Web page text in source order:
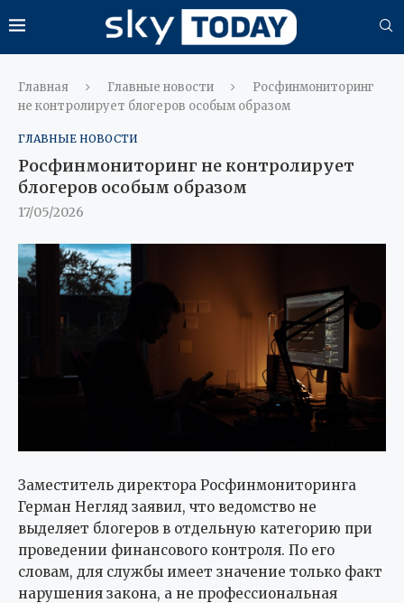
Главная Главные новости
Росфинмониторинг
не контролирует блогеров особым образом
ГЛАВНЫЕ НОВОСТИ
Росфинмониторинг не контролирует
блогеров особым образом
17/05/2026
Заместитель директора Росфинмониторинга
Герман Негляд заявил, что ведомство не
выделяет блогеров в отдельную категорию при
проведении финансового контроля. По его
словам, для службы имеет значение только факт
нарушения закона, а не профессиональная